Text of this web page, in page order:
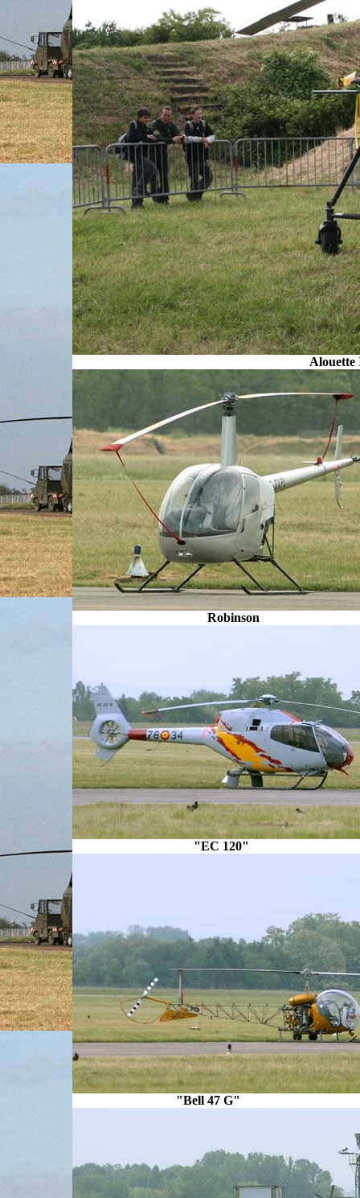
Alouette
Robinson
"EC
"Bell 47 G"